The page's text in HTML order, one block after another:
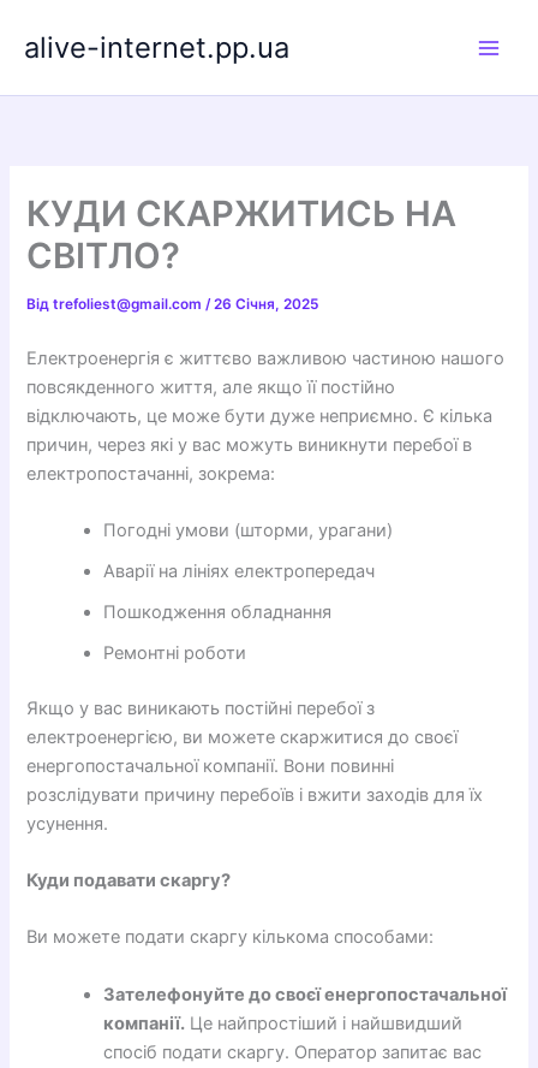
alive-internet.pp.ua
КУДИ СКАРЖИТИСЬ НА
СВІТЛО?
Відtrefoliest@gmail.com/26 Січня, 2025
Електроенергія є життєво важливою частиною нашого
повсякденного життя, але якщо її постійно
відключають, це може бути дуже неприємно. Є кілька
причин, через які у вас можуть виникнути перебої в
електропостачанні, зокрема:
Погодні умови (шторми, урагани)
Аварії на лініях електропередач
Пошкодження обладнання
Ремонтні роботи
Якщо у вас виникають постійні перебої з
електроенергією, ви можете скаржитися до своєї
енергопостачальної компанії. Вони повинні
розслідувати причину перебоїв і вжити заходів для їх
усунення.
Куди подавати скаргу?
Ви можете подати скаргу кількома способами:
Зателефонуйте до своєї енергопостачальної
компанії. Це найпростіший і найшвидший
спосіб подати скаргу. Оператор запитає вас